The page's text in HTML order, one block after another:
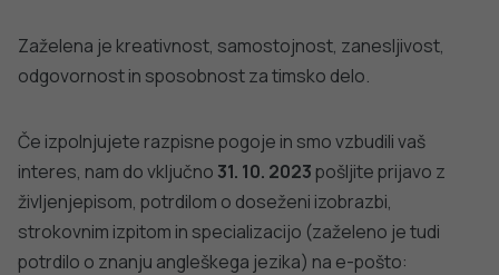
Zaželena je kreativnost, samostojnost, zanesljivost,
odgovornost in sposobnost za timsko delo.
Če izpolnjujete razpisne pogoje in smo vzbudili vaš
interes, nam do vključno 31. 10. 2023pošljite prijavo z
življenjepisom, potrdilom o doseženi izobrazbi,
strokovnim izpitom in specializacijo (zaželeno je tudi
potrdilo o znanju angleškega jezika) na e-pošto: